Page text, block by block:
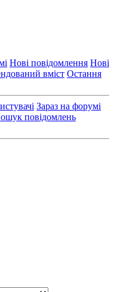
Нові повідомлення Нові
вміст Остання
Зараз на форумі
повідомлень